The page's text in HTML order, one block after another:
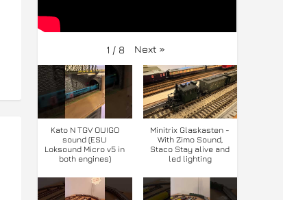
1 / 8 Next »
Kato N TGV OUIGO
sound (ESU
Loksound Micro v5 in
both engines)
Minitrix Glaskasten -
With Zimo Sound,
Staco Stay alive and
led lighting